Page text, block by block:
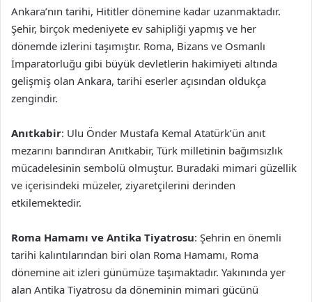
Ankara’nın tarihi, Hititler dönemine kadar uzanmaktadır.
Şehir, birçok medeniyete ev sahipliği yapmış ve her
dönemde izlerini taşımıştır. Roma, Bizans ve Osmanlı
İmparatorluğu gibi büyük devletlerin hakimiyeti altında
gelişmiş olan Ankara, tarihi eserler açısından oldukça
zengindir.
Anıtkabir: Ulu Önder Mustafa Kemal Atatürk’ün anıt
mezarını barındıran Anıtkabir, Türk milletinin bağımsızlık
mücadelesinin sembolü olmuştur. Buradaki mimari güzellik
ve içerisindeki müzeler, ziyaretçilerini derinden
etkilemektedir.
Roma Hamamı ve Antika Tiyatrosu: Şehrin en önemli
tarihi kalıntılarından biri olan Roma Hamamı, Roma
dönemine ait izleri günümüze taşımaktadır. Yakınında yer
alan Antika Tiyatrosu da döneminin mimari gücünü